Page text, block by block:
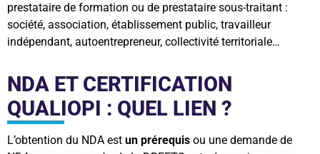
prestataire de formation ou de prestataire sous-traitant :
société, association, établissement public, travailleur
indépendant, autoentrepreneur, collectivité territoriale…
NDA ET CERTIFICATION
QUALIOPI : QUEL LIEN ?
L’obtention du NDA est un prérequis ou une demande de